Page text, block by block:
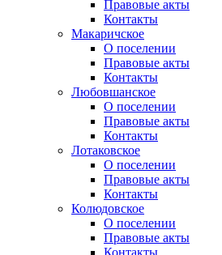
Правовые акты
Контакты
Макаричское
О поселении
Правовые акты
Контакты
Любовшанское
О поселении
Правовые акты
Контакты
Лотаковское
О поселении
Правовые акты
Контакты
Колюдовское
О поселении
Правовые акты
Контакты